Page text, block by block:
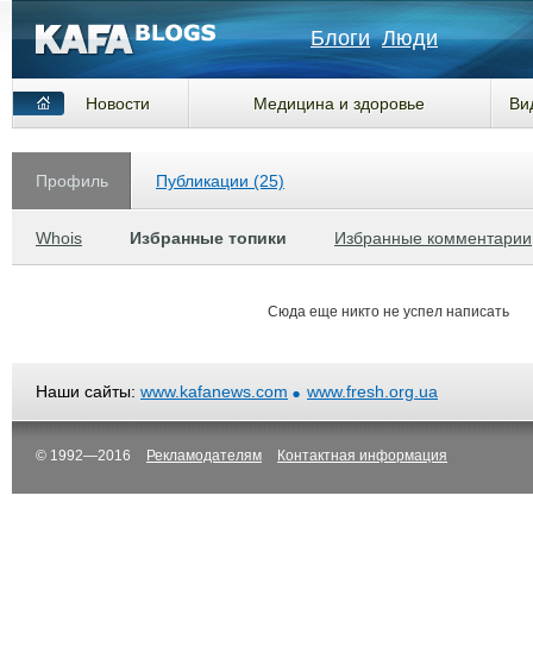
Блоги Люди
Новости Медицина и здоровье
Профиль
Whois Избранные топики Избранные комментарии
Публикации (25)
Сюда еще никто не успел написать
Наши сайты: www.kafanews.com www.fresh.org.ua
© 1992—2016 Рекламодателям Контактная информация